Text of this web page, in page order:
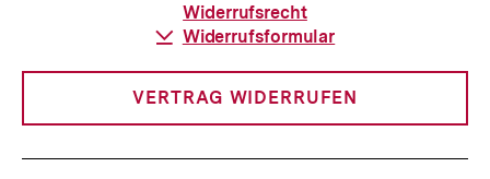
l
:
Widerrufsrecht
Download-
Widerrufsformular
VERTRAG WIDERRUFEN